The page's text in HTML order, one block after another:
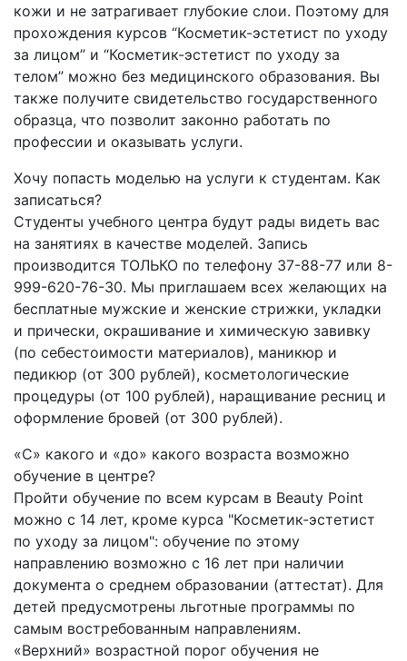
кожи и не затрагивает глубокие слои. Поэтому для
прохождения курсов “Косметик-эстетист по уходу
за лицом” и “Косметик-эстетист по уходу за
телом” можно без медицинского образования. Вы
также получите свидетельство государственного
образца, что позволит законно работать по
профессии и оказывать услуги.
Хочу попасть моделью на услуги к студентам. Как
записаться?
Студенты учебного центра будут рады видеть вас
на занятиях в качестве моделей. Запись
производится ТОЛЬКО по телефону 37-88-77 или 8-
999-620-76-30. Мы приглашаем всех желающих на
бесплатные мужские и женские стрижки, укладки
и прически, окрашивание и химическую завивку
(по себестоимости материалов), маникюр и
педикюр (от 300 рублей), косметологические
процедуры (от 100 рублей), наращивание ресниц и
оформление бровей (от 300 рублей).
«С» какого и «до» какого возраста возможно
обучение в центре?
Пройти обучение по всем курсам в Beauty Point
можно с 14 лет, кроме курса "Косметик-эстетист
по уходу за лицом": обучение по этому
направлению возможно с 16 лет при наличии
документа о среднем образовании (аттестат). Для
детей предусмотрены льготные программы по
самым востребованным направлениям.
«Верхний» возрастной порог обучения не